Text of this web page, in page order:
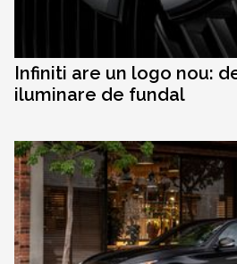
Infiniti are un logo nou:
iluminare de fundal